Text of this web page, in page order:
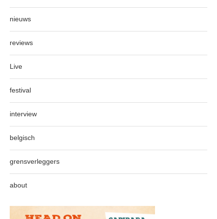
nieuws
reviews
Live
festival
interview
belgisch
grensverleggers
about